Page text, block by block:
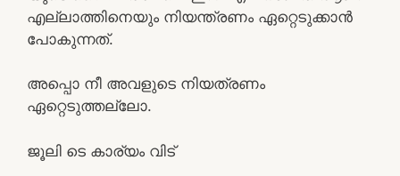
എല്ലാത്തിനെയും നിയന്ത്രണം ഏറ്റെടുക്കാൻ
പോകുന്നത്.
അപ്പൊ നീ അവളുടെ നിയത്രണം
ഏറ്റെടുത്തല്ലോ.
ജൂലി ടെ കാര്യം വിട്